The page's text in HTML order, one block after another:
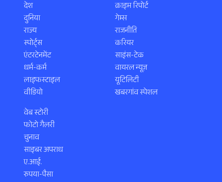
देश
दुनिया
राज्य
स्पोर्ट्स
एंटरटेनमेंट
धर्म-कर्म
लाइफस्टाइल
वीडियो
क्राइम रिपोर्ट
गेम्स
राजनीति
करियर
साइंस-टेक
वायरल न्यूज़
यूटिलिटी
खबरगांव स्पेशल
वेब स्टोरी
फोटो गैलरी
चुनाव
साइबर अपराध
ए.आई.
रुपया-पैसा